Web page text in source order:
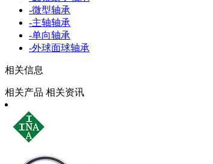
-微型轴承
-主轴轴承
-单向轴承
-外球面球轴承
相关信息
相关产品 相关资讯